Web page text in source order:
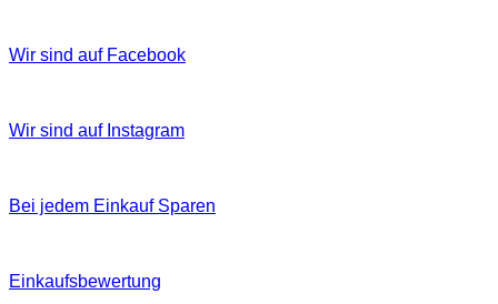
Wir sind auf Facebook
Wir sind auf Instagram
Bei jedem Einkauf Sparen
Einkaufsbewertung